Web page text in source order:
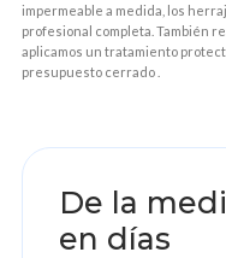
impermeable a medida, los
profesional completa. También
aplicamos un tratamiento
presupuesto cerrado .
De la
en días